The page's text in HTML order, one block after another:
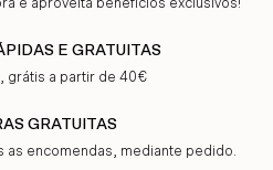
e aproveita benefícios exclusivos!
E GRATUITAS
grátis a partir de 40€
GRATUITAS
as encomendas, mediante pedido.